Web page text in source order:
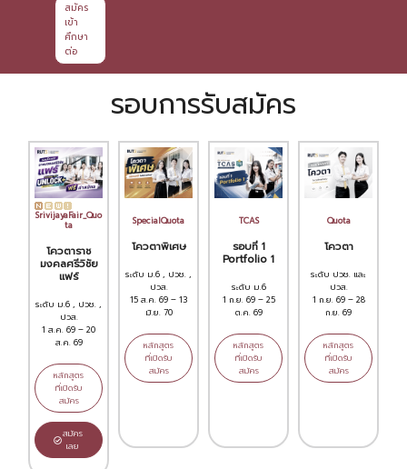
สมัคร
เข้า
ศึกษา
ต่อ
รอบการรับสมัคร
SrivijayaFair_Quo
ta
โควตาราช
มงคลศรีวิชัย
แฟร์
ระดับ ม.6 , ปวช. ,
ปวส.
1 ส.ค. 69 – 20
ส.ค. 69
หลักสูตร
ที่เปิดรับ
สมัคร
สมัคร
เลย
SpecialQuota
โควตาพิเศษ
ระดับ ม.6 , ปวช. ,
ปวส.
15 ส.ค. 69 – 13
มิ.ย. 70
หลักสูตร
ที่เปิดรับ
สมัคร
TCAS
รอบที่ 1
Portfolio 1
ระดับ ม.6
1 ก.ย. 69 – 25
ต.ค. 69
หลักสูตร
ที่เปิดรับ
สมัคร
Quota
โควตา
ระดับ ปวช. และ
ปวส.
1 ก.ย. 69 – 28
ก.ย. 69
หลักสูตร
ที่เปิดรับ
สมัคร